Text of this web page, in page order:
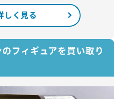
しく見る
フィギュアを買い取り